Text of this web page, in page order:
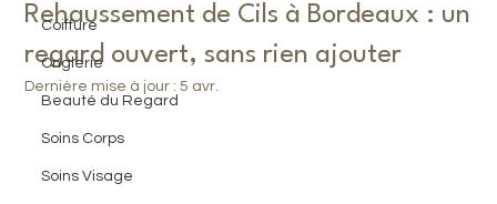
Coiffure
Onglerie
Beauté du Regard
Soins Corps
Soins Visage
Rehaussement de Cils à Bordeaux : un
regard ouvert, sans rien ajouter
Dernière mise à jour :5 avr.